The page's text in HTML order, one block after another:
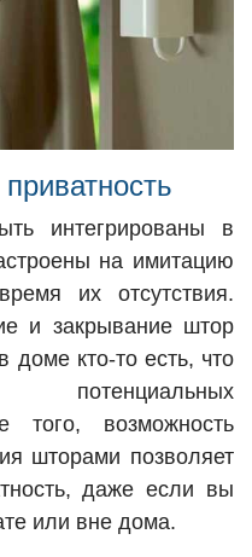
интегрированы в
на имитацию
их отсутствия.
и закрывание штор
доме кто-то есть, что
того, возможность
шторами позволяет
даже если вы
или вне дома.